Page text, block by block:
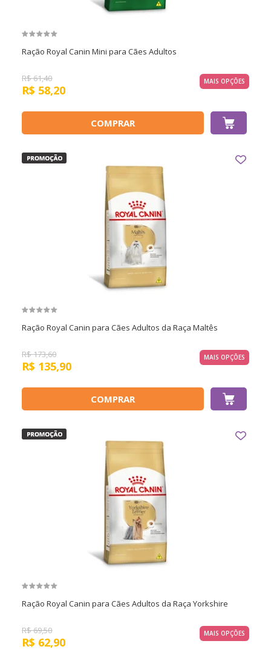
Ração Royal Canin Mini para Cães Adultos
R$61,40
R$ 58,20
MAIS OPÇÕES
COMPRAR
Ração Royal Canin para Cães Adultos da Raça Maltês
R$173,60
R$ 135,90
MAIS OPÇÕES
COMPRAR
Ração Royal Canin para Cães Adultos da Raça Yorkshire
R$69,50
R$ 62,90
MAIS OPÇÕES